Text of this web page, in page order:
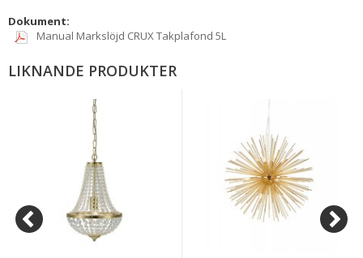
Dokument:
Manual Markslöjd CRUX Takplafond 5L
LIKNANDE PRODUKTER